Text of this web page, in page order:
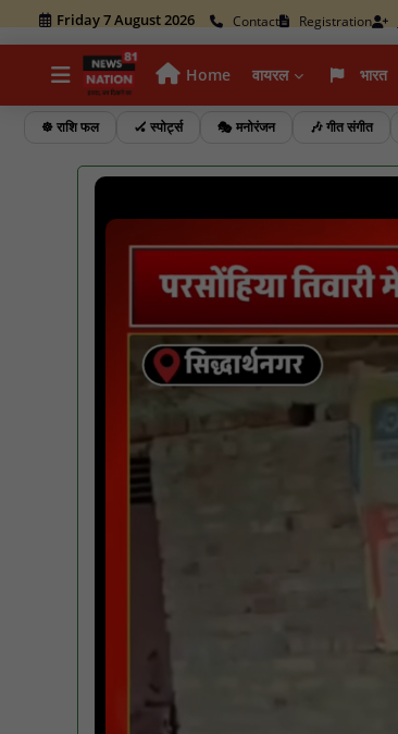
Friday 7 August 2026 Contact Registration
Home वायरल भारत
☸️ राशि फल 🏑 स्पोर्ट्स 🎭 मनोरंजन 🎶 गीत संगीत